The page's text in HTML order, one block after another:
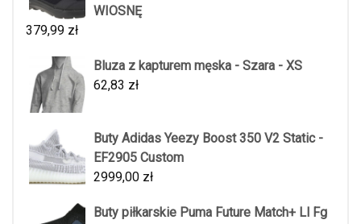
WIOSNĘ
379,99 zł
Bluza z kapturem męska - Szara - XS
62,83 zł
Buty Adidas Yeezy Boost 350 V2 Static -
EF2905 Custom
2999,00 zł
Buty piłkarskie Puma Future Match+ Ll Fg